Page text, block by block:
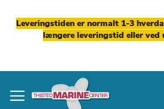
Leveringstiden er normalt 1-3
længere leveringstid eller ved
to
Content